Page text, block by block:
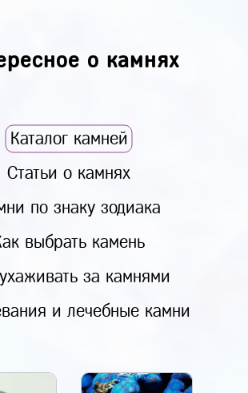
о камнях
Каталог камней
Статьи о камнях
по знаку зодиака
выбрать камень
за камнями
и лечебные камни